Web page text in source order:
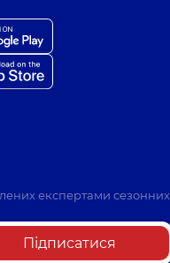
експертами сезонних
Підписатися